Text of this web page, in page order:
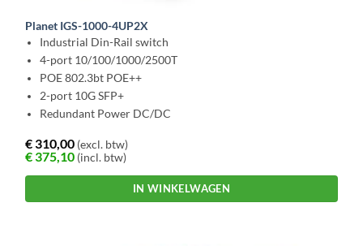
Planet IGS-1000-4UP2X
Industrial Din-Rail switch
4-port 10/100/1000/2500T
POE 802.3bt POE++
2-port 10G SFP+
Redundant Power DC/DC
€310,00 (excl. btw)
€375,10 (incl. btw)
IN WINKELWAGEN